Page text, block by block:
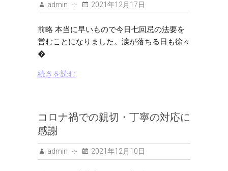
admin 2021年12月17日
前略 本当に早いもので今日七回忌の法要を
営むことになりました。涙が落ちる日も徐々
�
続きを読む
コロナ禍での親切・丁寧の対応に
感謝
admin 2021年12月10日